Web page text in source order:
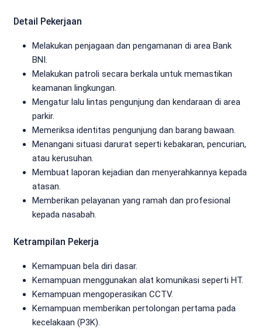
Detail Pekerjaan
Melakukan penjagaan dan pengamanan di area Bank
BNI.
Melakukan patroli secara berkala untuk memastikan
keamanan lingkungan.
Mengatur lalu lintas pengunjung dan kendaraan di area
parkir.
Memeriksa identitas pengunjung dan barang bawaan.
Menangani situasi darurat seperti kebakaran, pencurian,
atau kerusuhan.
Membuat laporan kejadian dan menyerahkannya kepada
atasan.
Memberikan pelayanan yang ramah dan profesional
kepada nasabah.
Ketrampilan Pekerja
Kemampuan bela diri dasar.
Kemampuan menggunakan alat komunikasi seperti HT.
Kemampuan mengoperasikan CCTV.
Kemampuan memberikan pertolongan pertama pada
kecelakaan (P3K).